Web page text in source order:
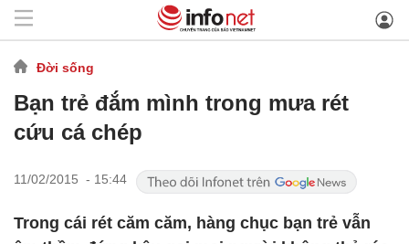
Đời sống
Bạn trẻ đắm mình trong mưa rét
cứu cá chép
11/02/2015 - 15:44
Trong cái rét căm căm, hàng chục bạn trẻ vẫn